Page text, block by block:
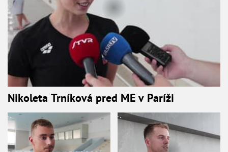
Nikoleta Trníková pred ME v Paríži